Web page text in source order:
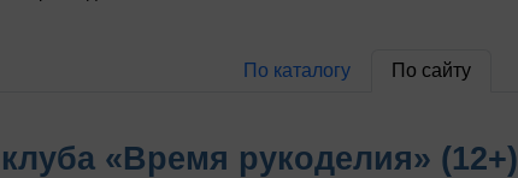
По каталогу По сайту
«Время рукоделия» (12+)